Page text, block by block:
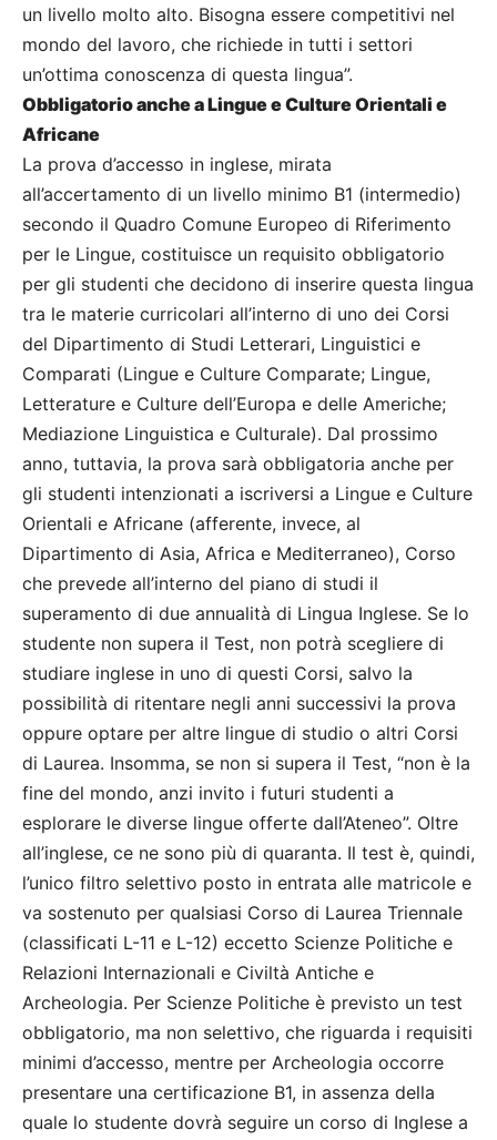
un livello molto alto. Bisogna essere competitivi nel
mondo del lavoro, che richiede in tutti i settori
un’ottima conoscenza di questa lingua”.
Obbligatorio anche a Lingue e Culture Orientali e
Africane
La prova d’accesso in inglese, mirata
all’accertamento di un livello minimo B1 (intermedio)
secondo il Quadro Comune Europeo di Riferimento
per le Lingue, costituisce un requisito obbligatorio
per gli studenti che decidono di inserire questa lingua
tra le materie curricolari all’interno di uno dei Corsi
del Dipartimento di Studi Letterari, Linguistici e
Comparati (Lingue e Culture Comparate; Lingue,
Letterature e Culture dell’Europa e delle Americhe;
Mediazione Linguistica e Culturale). Dal prossimo
anno, tuttavia, la prova sarà obbligatoria anche per
gli studenti intenzionati a iscriversi a Lingue e Culture
Orientali e Africane (afferente, invece, al
Dipartimento di Asia, Africa e Mediterraneo), Corso
che prevede all’interno del piano di studi il
superamento di due annualità di Lingua Inglese. Se lo
studente non supera il Test, non potrà scegliere di
studiare inglese in uno di questi Corsi, salvo la
possibilità di ritentare negli anni successivi la prova
oppure optare per altre lingue di studio o altri Corsi
di Laurea. Insomma, se non si supera il Test, “non è la
fine del mondo, anzi invito i futuri studenti a
esplorare le diverse lingue offerte dall’Ateneo”. Oltre
all’inglese, ce ne sono più di quaranta. Il test è, quindi,
l’unico filtro selettivo posto in entrata alle matricole e
va sostenuto per qualsiasi Corso di Laurea Triennale
(classificati L-11 e L-12) eccetto Scienze Politiche e
Relazioni Internazionali e Civiltà Antiche e
Archeologia. Per Scienze Politiche è previsto un test
obbligatorio, ma non selettivo, che riguarda i requisiti
minimi d’accesso, mentre per Archeologia occorre
presentare una certificazione B1, in assenza della
quale lo studente dovrà seguire un corso di Inglese a